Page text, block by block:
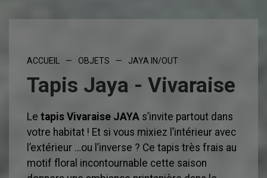
ACCUEIL — OBJETS — JAYA IN/OUT
Tapis Jaya - Vivaraise
Le tapis Vivaraise JAYA s’invite partout dans
votre habitat ! Et si vous mixiez l’intérieur avec
l’extérieur …ou l’inverse ? Ce tapis très frais au
motif floral incontournable cette saison